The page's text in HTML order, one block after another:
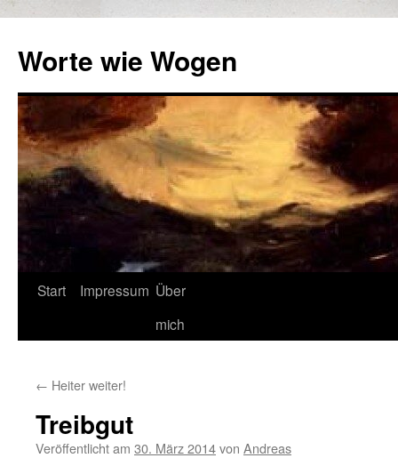
springen
Worte wie Wogen
Start Impressum Über
mich
← Heiter weiter!
Treibgut
Veröffentlicht am 30. März 2014von Andreas